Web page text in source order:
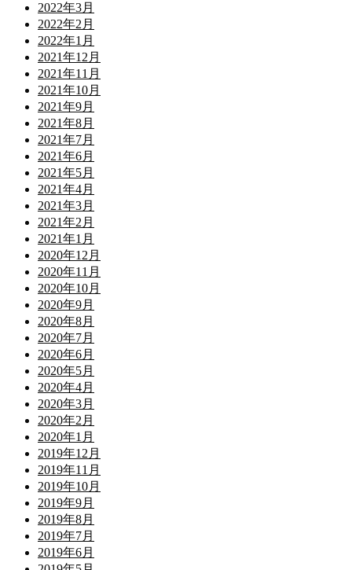
2022年3月
2022年2月
2022年1月
2021年12月
2021年11月
2021年10月
2021年9月
2021年8月
2021年7月
2021年6月
2021年5月
2021年4月
2021年3月
2021年2月
2021年1月
2020年12月
2020年11月
2020年10月
2020年9月
2020年8月
2020年7月
2020年6月
2020年5月
2020年4月
2020年3月
2020年2月
2020年1月
2019年12月
2019年11月
2019年10月
2019年9月
2019年8月
2019年7月
2019年6月